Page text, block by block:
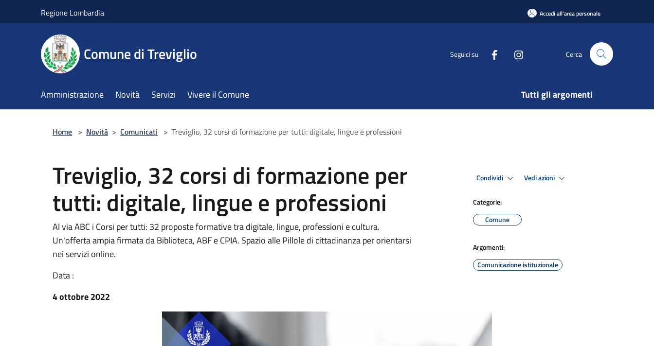
Regione Lombardia Accedi all'area personale
Comune di Treviglio Seguici su Cerca
Amministrazione Novità Servizi Vivere il Comune Tutti gli argomenti
Home > Novità > Comunicati > Treviglio, 32 corsi di formazione per tutti: digitale, lingue e professioni
Treviglio, 32 corsi di formazione per
tutti: digitale, lingue e professioni
Al via ABC i Corsi per tutti: 32 proposte formative tra digitale, lingue, professioni e cultura.
Un'offerta ampia firmata da Biblioteca, ABF e CPIA. Spazio alle Pillole di cittadinanza per orientarsi
nei servizi online.
Data :
4 ottobre 2022
Condividi Vedi azioni
Categorie:
Comune
Argomenti:
Comunicazione istituzionale